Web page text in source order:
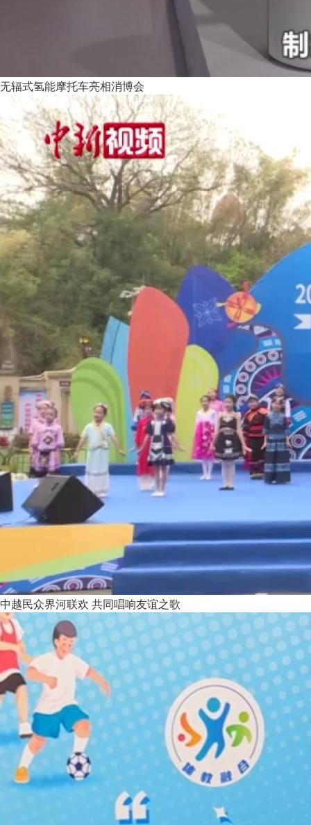
无辐式氢能摩托车亮相消博会
中越民众界河联欢 共同唱响友谊之歌